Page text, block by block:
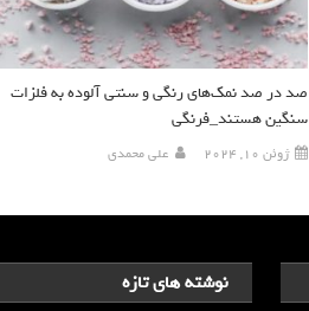
صد در صد نمک‌های رنگی و سنتی آلوده به فلزات
سنگین هستند_فرنگی
ژوئن 10, 2024 علی محمدی
نوشته های تازه